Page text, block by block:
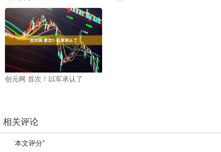
创元网 首次！以军承认了
相关评论
本文评分*